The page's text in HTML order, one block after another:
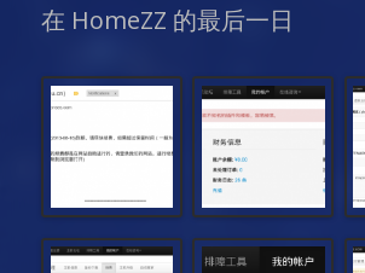
在 HomeZZ 的最后一日